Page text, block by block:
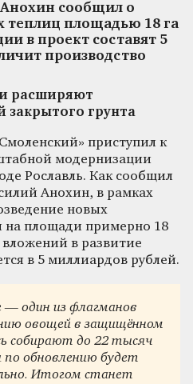
сообщил о
теплиц площадью 18 га
в проект составят 5
производство
расширяют
закрытого грунта
приступил к
модернизации
Рославль. Как сообщил
Анохин, в рамках
новых
на площади примерно 18
в развитие
в 5 миллиардов рублей.
один из флагманов
овощей в защищённом
собирают до 22 тысяч
обновлению будет
Итогом станет